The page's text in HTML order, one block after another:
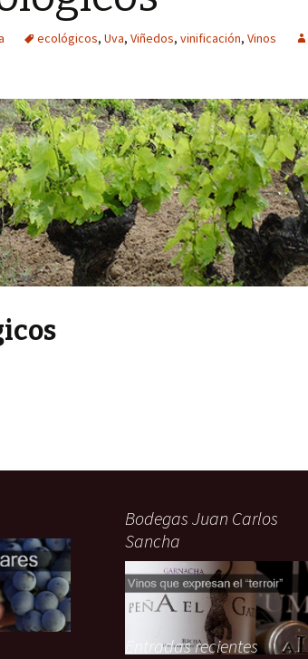
ecológicos, Uva, Viñedos, vinificación, Vinos
Bodegas Juan Carlos
Sancha
Entradas recientes